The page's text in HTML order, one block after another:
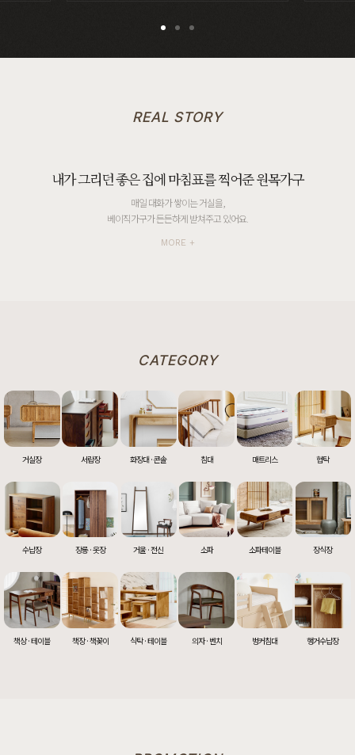
REAL STORY
내가 그리던 좋은 집에 마침표를 찍어준 원목가구
매일 대화가 쌓이는 거실을,
베이직가구가 든든하게 받쳐주고 있어요.
MORE +
CATEGORY
거실장 서랍장 화장대 · 콘솔 침대 매트리스 협탁
수납장 장롱 · 옷장 거울 · 전신 소파 소파테이블 장식장
책상 · 테이블 책장 · 책꽂이 식탁 · 테이블 의자 · 벤치 벙커침대 행거수납장